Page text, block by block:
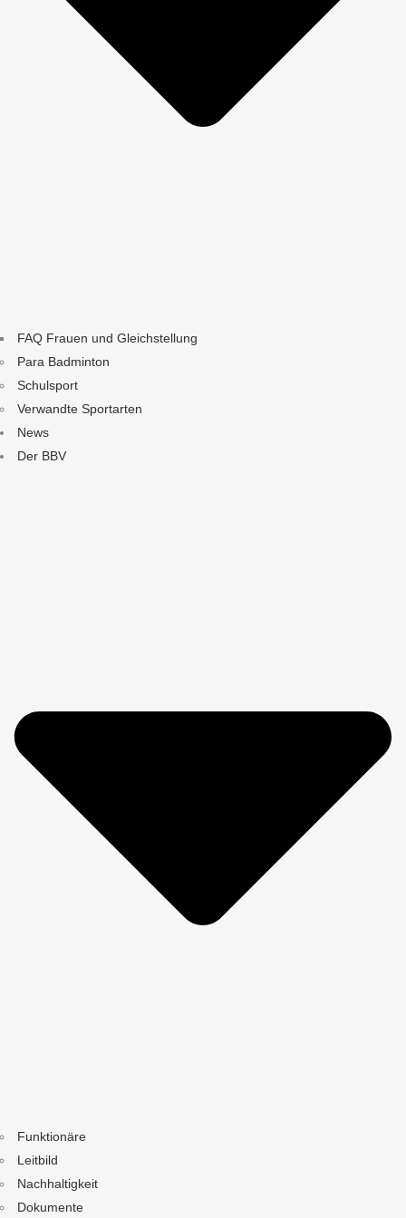
FAQ Frauen und Gleichstellung
Para Badminton
Schulsport
Verwandte Sportarten
News
Der BBV
Funktionäre
Leitbild
Nachhaltigkeit
Dokumente